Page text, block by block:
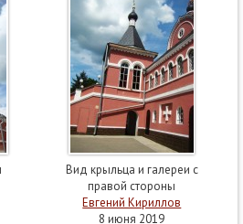
Вид крыльца и галереи с
правой стороны
Евгений Кириллов
8 июня 2019